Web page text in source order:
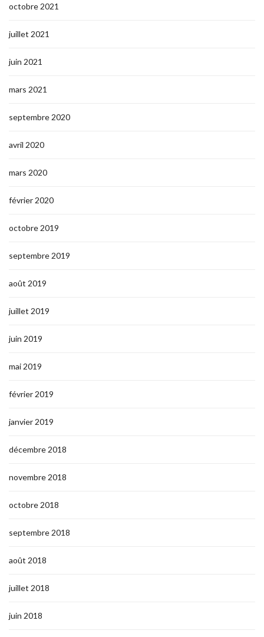
octobre 2021
juillet 2021
juin 2021
mars 2021
septembre 2020
avril 2020
mars 2020
février 2020
octobre 2019
septembre 2019
août 2019
juillet 2019
juin 2019
mai 2019
février 2019
janvier 2019
décembre 2018
novembre 2018
octobre 2018
septembre 2018
août 2018
juillet 2018
juin 2018